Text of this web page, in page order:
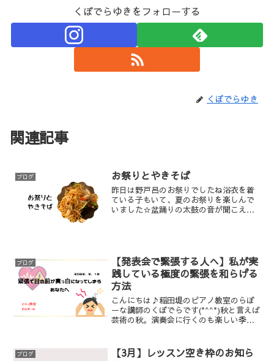
くぼでらゆきをフォローする
くぼでらゆき
関連記事
ブログ お祭りとやきそば
昨日は野戸呂のお祭りでしたね浴衣を着
ている子もいて、夏のお祭りを楽しんで
いました☆盆踊りの太鼓の音が聞こえて
ブログ
【発表会で緊張する人へ】私が実
践している極度の緊張を和らげる
方法
こんにちは♪稲田堤のピアノ教室のらぼ
ーな講師のくぼでらです(*^^*)秋と言えば
芸術の秋。演奏会に行くのも楽しい季
かりだから、気持ちとしても少しのんび
ブログ
【3月】レッスン空き枠のお知ら